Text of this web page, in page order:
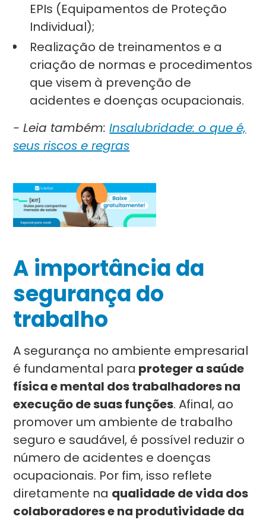
EPIs (Equipamentos de Proteção
Individual);
Realização de treinamentos e a
criação de normas e procedimentos
que visem à prevenção de
acidentes e doenças ocupacionais.
- Leia também:Insalubridade: o que é,
seus riscos e regras
A importância da
segurança do
trabalho
A segurança no ambiente empresarial
é fundamental para proteger a saúde
física e mental dos trabalhadores na
execução de suas funções. Afinal, ao
promover um ambiente de trabalho
seguro e saudável, é possível reduzir o
número de acidentes e doenças
ocupacionais. Por fim, isso reflete
diretamente na qualidade de vida dos
colaboradores e na produtividade da